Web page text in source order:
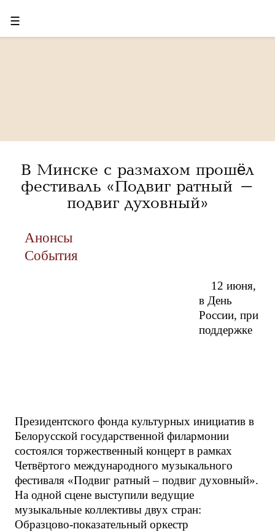
☰
В Минске с размахом прошёл
фестиваль «Подвиг ратный –
подвиг духовный»
Анонсы
События
12 июня,
в День
России, при
поддержке
Президентского фонда культурных инициатив в
Белорусской государственной филармонии
состоялся торжественный концерт в рамках
Четвёртого международного музыкального
фестиваля «Подвиг ратный – подвиг духовный».
На одной сцене выступили ведущие
музыкальные коллективы двух стран:
Образцово-показательный оркестр